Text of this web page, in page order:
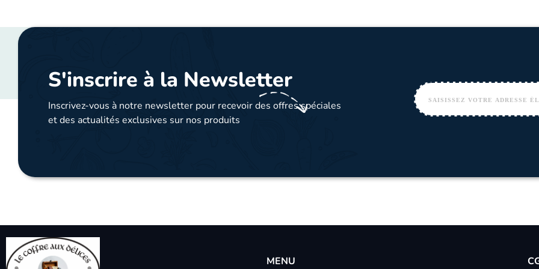
S'inscrire à la Newsletter
Inscrivez-vous à notre newsletter pour recevoir des offres spéciales
et des actualités exclusives sur nos produits
MENU